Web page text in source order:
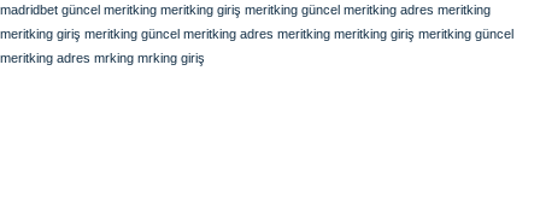
madridbet güncel meritking meritking giriş meritking güncel meritking adres meritking
meritking giriş meritking güncel meritking adres meritking meritking giriş meritking güncel
meritking adres mrking mrking giriş